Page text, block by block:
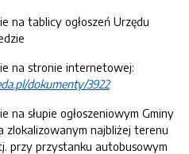
na tablicy ogłoszeń Urzędu
na stronie internetowej:
dokumenty/3922
na słupie ogłoszeniowym Gminy
zlokalizowanym najbliżej terenu
przy przystanku autobusowym